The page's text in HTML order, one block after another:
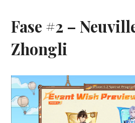
Fase #2 –
Zhongli